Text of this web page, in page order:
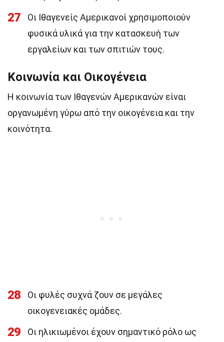
27
Οι Ιθαγενείς Αμερικανοί χρησιμοποιούν
φυσικά υλικά για την κατασκευή των
εργαλείων και των σπιτιών τους.
Κοινωνία και Οικογένεια
Η κοινωνία των Ιθαγενών Αμερικανών είναι
οργανωμένη γύρω από την οικογένεια και την
κοινότητα.
28
Οι φυλές συχνά ζουν σε μεγάλες
οικογενειακές ομάδες.
29
Οι ηλικιωμένοι έχουν σημαντικό ρόλο ως